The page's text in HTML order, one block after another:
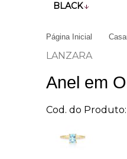
BLACK
Página Inicial
LANZARA
Anel em
Cod. do Produto: